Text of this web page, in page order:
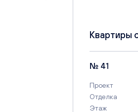
Квартиры
№ 41
Проект
Отделка
Этаж